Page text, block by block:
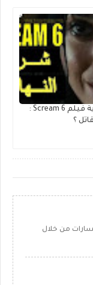
شرح نهاية فيلم Scream 6 :
؟
من خلال